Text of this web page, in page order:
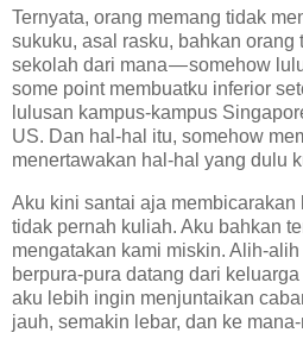
Ternyata, orang memang tidak
sukuku, asal rasku, bahkan orang
sekolah dari mana — somehow
some point membuatku inferior
lulusan kampus-kampus
US. Dan hal-hal itu, somehow
menertawakan hal-hal yang dulu
Aku kini santai aja membicarakan
tidak pernah kuliah. Aku bahkan
mengatakan kami miskin. Alih-
berpura-pura datang dari
aku lebih ingin menjuntaikan
jauh, semakin lebar, dan ke